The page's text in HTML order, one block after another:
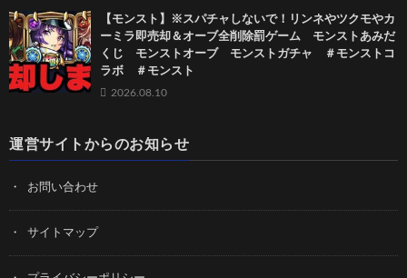
【モンスト】※スパチャしないで！リンネやツクモやカ
ーミラ即売却＆オーブ全削除罰ゲーム モンストあみだ
くじ モンストオーブ モンストガチャ ＃モンストコ
ラボ ＃モンスト
2026.08.10
運営サイトからのお知らせ
お問い合わせ
サイトマップ